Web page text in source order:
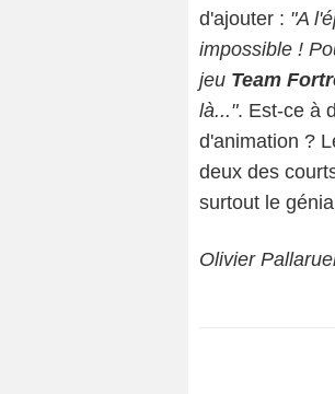
d'ajouter : "A
impossible !
jeu Team
là...". Est-ce à
d'animation ?
deux des
surtout le
Olivier